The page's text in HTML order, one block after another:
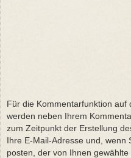
Für die Kommentarfunktion auf
werden neben Ihrem
zum Zeitpunkt der Erstellung
Ihre E-Mail-Adresse und, wenn
posten, der von Ihnen